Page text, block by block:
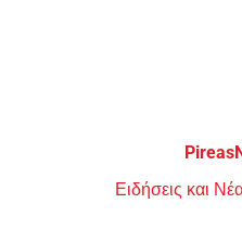
Ειδήσεις και